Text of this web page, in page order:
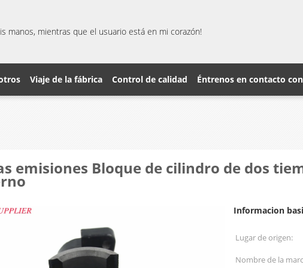
manos, mientras que el usuario está en mi corazón!
Viaje de la fábrica Control de calidad Éntrenos en contacto con
emisiones Bloque de cilindro de dos
Informacion
Lugar de origen:
Nombre de la